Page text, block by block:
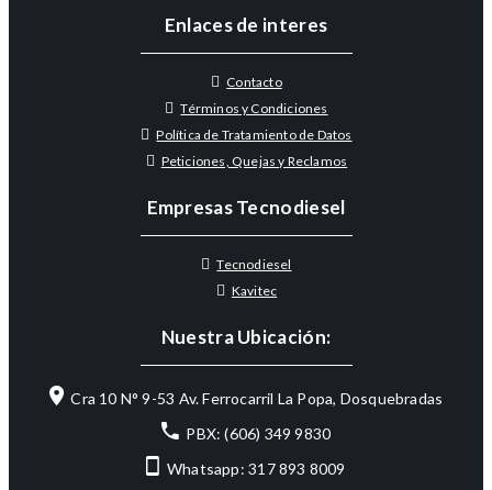
Enlaces de interes
Contacto
Términos y Condiciones
Política de Tratamiento de Datos
Peticiones, Quejas y Reclamos
Empresas Tecnodiesel
Tecnodiesel
Kavitec
Nuestra Ubicación:
Cra 10 N° 9-53 Av. Ferrocarril La Popa, Dosquebradas
PBX: (606) 349 9830
Whatsapp: 317 893 8009